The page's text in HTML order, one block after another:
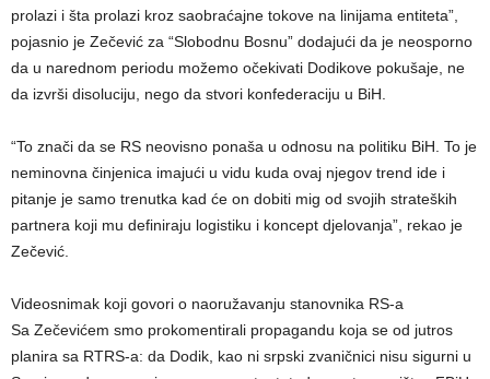
prolazi i šta prolazi kroz saobraćajne tokove na linijama entiteta”,
pojasnio je Zečević za “Slobodnu Bosnu” dodajući da je neosporno
da u narednom periodu možemo očekivati Dodikove pokušaje, ne
da izvrši disoluciju, nego da stvori konfederaciju u BiH.
“To znači da se RS neovisno ponaša u odnosu na politiku BiH. To je
neminovna činjenica imajući u vidu kuda ovaj njegov trend ide i
pitanje je samo trenutka kad će on dobiti mig od svojih strateških
partnera koji mu definiraju logistiku i koncept djelovanja”, rekao je
Zečević.
Videosnimak koji govori o naoružavanju stanovnika RS-a
Sa Zečevićem smo prokomentirali propagandu koja se od jutros
planira sa RTRS-a: da Dodik, kao ni srpski zvaničnici nisu sigurni u